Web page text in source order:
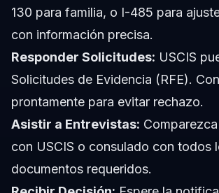
130 para familia, o I-485 para
con información precisa.
Responder Solicitudes: USCIS
Solicitudes de Evidencia (RFE).
prontamente para evitar rechazo.
Asistir a Entrevistas:
con USCIS o consulado con todos
documentos requeridos.